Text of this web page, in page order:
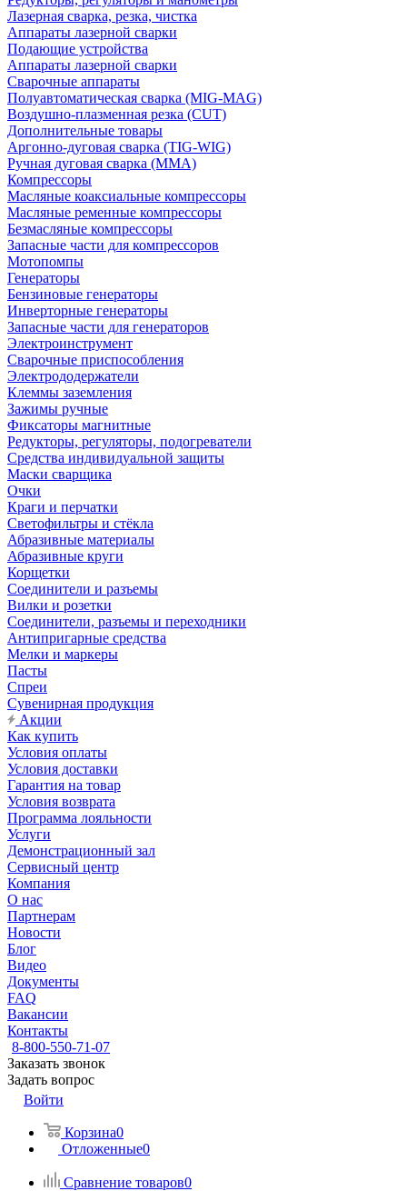
Лазерная сварка, резка, чистка
Аппараты лазерной сварки
Подающие устройства
Аппараты лазерной сварки
Сварочные аппараты
Полуавтоматическая сварка (MIG-MAG)
Воздушно-плазменная резка (CUT)
Дополнительные товары
Аргонно-дуговая сварка (TIG-WIG)
Ручная дуговая сварка (MMA)
Компрессоры
Масляные коаксиальные компрессоры
Масляные ременные компрессоры
Безмасляные компрессоры
Запасные части для компрессоров
Мотопомпы
Генераторы
Бензиновые генераторы
Инверторные генераторы
Запасные части для генераторов
Электроинструмент
Сварочные приспособления
Электрододержатели
Клеммы заземления
Зажимы ручные
Фиксаторы магнитные
Редукторы, регуляторы, подогреватели
Средства индивидуальной защиты
Маски сварщика
Очки
Краги и перчатки
Светофильтры и стёкла
Абразивные материалы
Абразивные круги
Корщетки
Соединители и разъемы
Вилки и розетки
Соединители, разъемы и переходники
Антипригарные средства
Мелки и маркеры
Пасты
Спреи
Сувенирная продукция
Акции
Как купить
Условия оплаты
Условия доставки
Гарантия на товар
Условия возврата
Программа лояльности
Услуги
Демонстрационный зал
Сервисный центр
Компания
О нас
Партнерам
Новости
Блог
Видео
Документы
FAQ
Вакансии
Контакты
8-800-550-71-07
Заказать звонок
Задать вопрос
Войти
Корзина0
Отложенные0
Сравнение товаров0